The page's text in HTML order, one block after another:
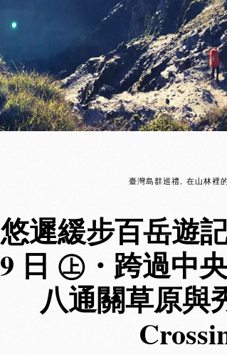
臺灣島群巡禮 在山林裡
悠遲緩步百岳遊
9 日 ㊤・跨過中
八通關草原與